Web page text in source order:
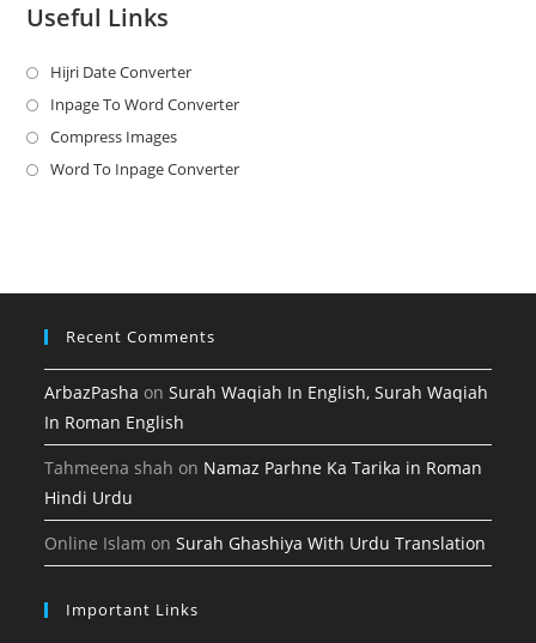
Useful Links
Hijri Date ConverterOpens
in
new
Inpage To Word ConverterOpens
a
Compress ImagesOpens
in
Word To Inpage ConverterOpens
tab
Recent Comments
ArbazPasha onSurah Waqiah In English, Surah Waqiah
In Roman English
Tahmeena shah on Namaz Parhne Ka Tarika in Roman
Hindi Urdu
Online Islam onSurah Ghashiya With Urdu Translation
Important Links